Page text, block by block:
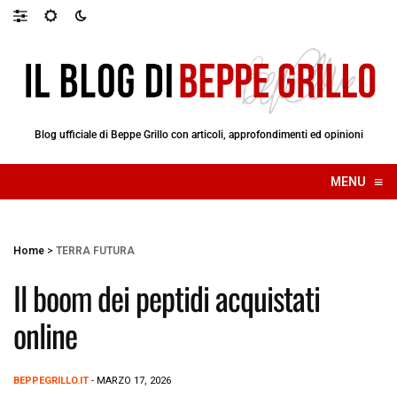
Blog ufficiale di Beppe Grillo con articoli, approfondimenti ed opinioni
MENU ≡
☰
Home > TERRA FUTURA
Il boom dei peptidi acquistati
online
BEPPEGRILLO.IT - MARZO 17, 2026